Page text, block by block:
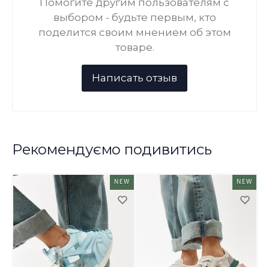
выбором - будьте первым, кто
поделится своим мнением об этом
товаре.
Рекомендуємо подивитись
NEW NEW